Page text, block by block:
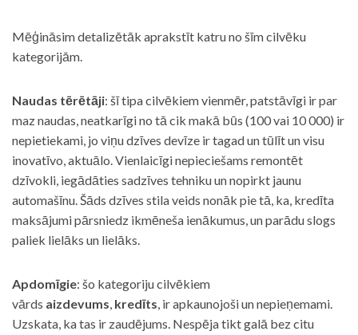
Mēģināsim detalizētāk aprakstīt katru no šīm cilvēku
kategorijām.
Naudas tērētāji: šī tipa cilvēkiem vienmēr, patstāvīgi ir par
maz naudas, neatkarīgi no tā cik makā būs (100 vai 10 000) ir
nepietiekami, jo viņu dzīves devīze ir tagad un tūlīt un visu
inovatīvo, aktuālo. Vienlaicīgi nepieciešams remontēt
dzīvokli, iegādāties sadzīves tehniku un nopirkt jaunu
automašīnu. Šāds dzīves stila veids nonāk pie tā, ka, kredīta
maksājumi pārsniedz ikmēneša ienākumus, un parādu slogs
paliek lielāks un lielāks.
Apdomīgie: šo kategoriju cilvēkiem
vārds aizdevums, kredīts, ir apkaunojoši un nepieņemami.
Uzskata, ka tas ir zaudējums. Nespēja tikt galā bez citu